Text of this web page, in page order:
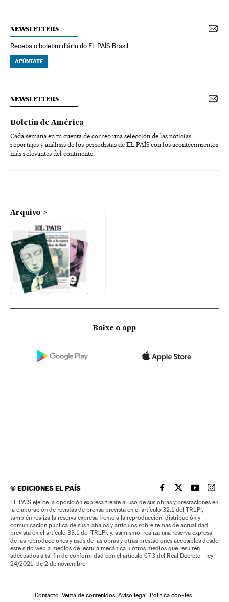
NEWSLETTERS
Receba o boletim diário do EL PAÍS Brasil
APÚNTATE
NEWSLETTERS
Boletín de América
Cada semana en tu cuenta de correo una selección de las noticias,
reportajes y análisis de los periodistas de EL PAÍS con los acontecimientos
más relevantes del continente.
Arquivo
Baixe o app
©EDICIONES EL PAÍS EL PAÍS BRASIL EN
EL PAÍSEL PAÍS
EL
EL PAÍS ejerce la oposición expresa frente al uso de sus obras y prestaciones en
la elaboración de revistas de prensa prevista en el artículo 32.1 del TRLPI;
también realiza la reserva expresa frente a la reproducción, distribución y
comunicación pública de sus trabajos y artículos sobre temas de actualidad
prevista en el artículo 33.1 del TRLPI; y, asimismo, realiza una reserva expresa
de las reproducciones y usos de las obras y otras prestaciones accesibles desde
este sitio web a medios de lectura mecánica u otros medios que resulten
adecuados a tal fin de conformidad con el artículo 67.3 del Real Decreto - ley
24/2021, de 2 de noviembre
Contacto Venta de contenidos Aviso legal Política cookies